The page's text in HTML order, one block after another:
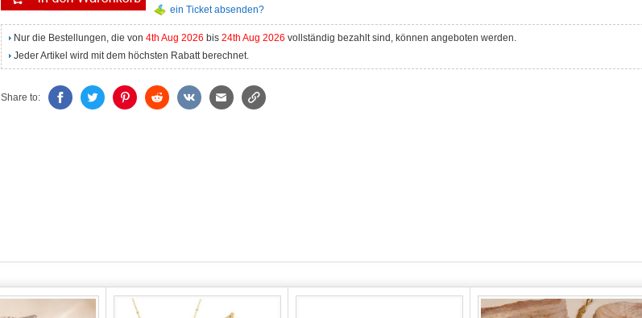
ein Ticket absenden?
Nur die Bestellungen, die von 4th Aug 2026 bis 24th Aug 2026 vollständig bezahlt sind, können angeboten werden.
Jeder Artikel wird mit dem höchsten Rabatt berechnet.
Share to: